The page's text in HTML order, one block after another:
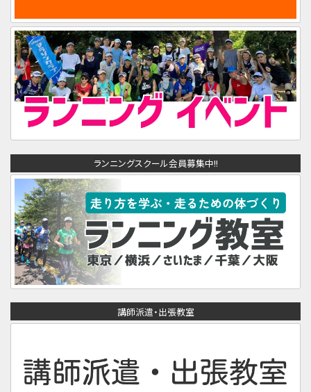
ランニングスクール会員募集中!!
講師派遣・出張教室